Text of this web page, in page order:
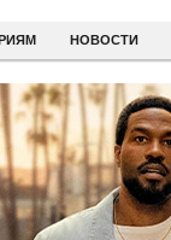
НОВОСТИ